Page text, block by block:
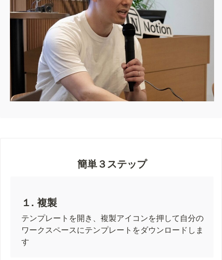
簡単３ステップ
１. 複製
テンプレートを開き、複製アイコンを押して自分の
ワークスペースにテンプレートをダウンロードしま
す